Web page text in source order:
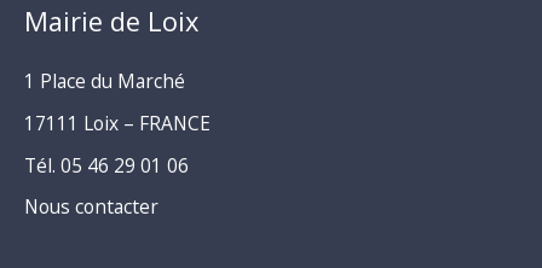
Mairie de Loix
1 Place du Marché
17111 Loix – FRANCE
Tél. 05 46 29 01 06
Nous contacter